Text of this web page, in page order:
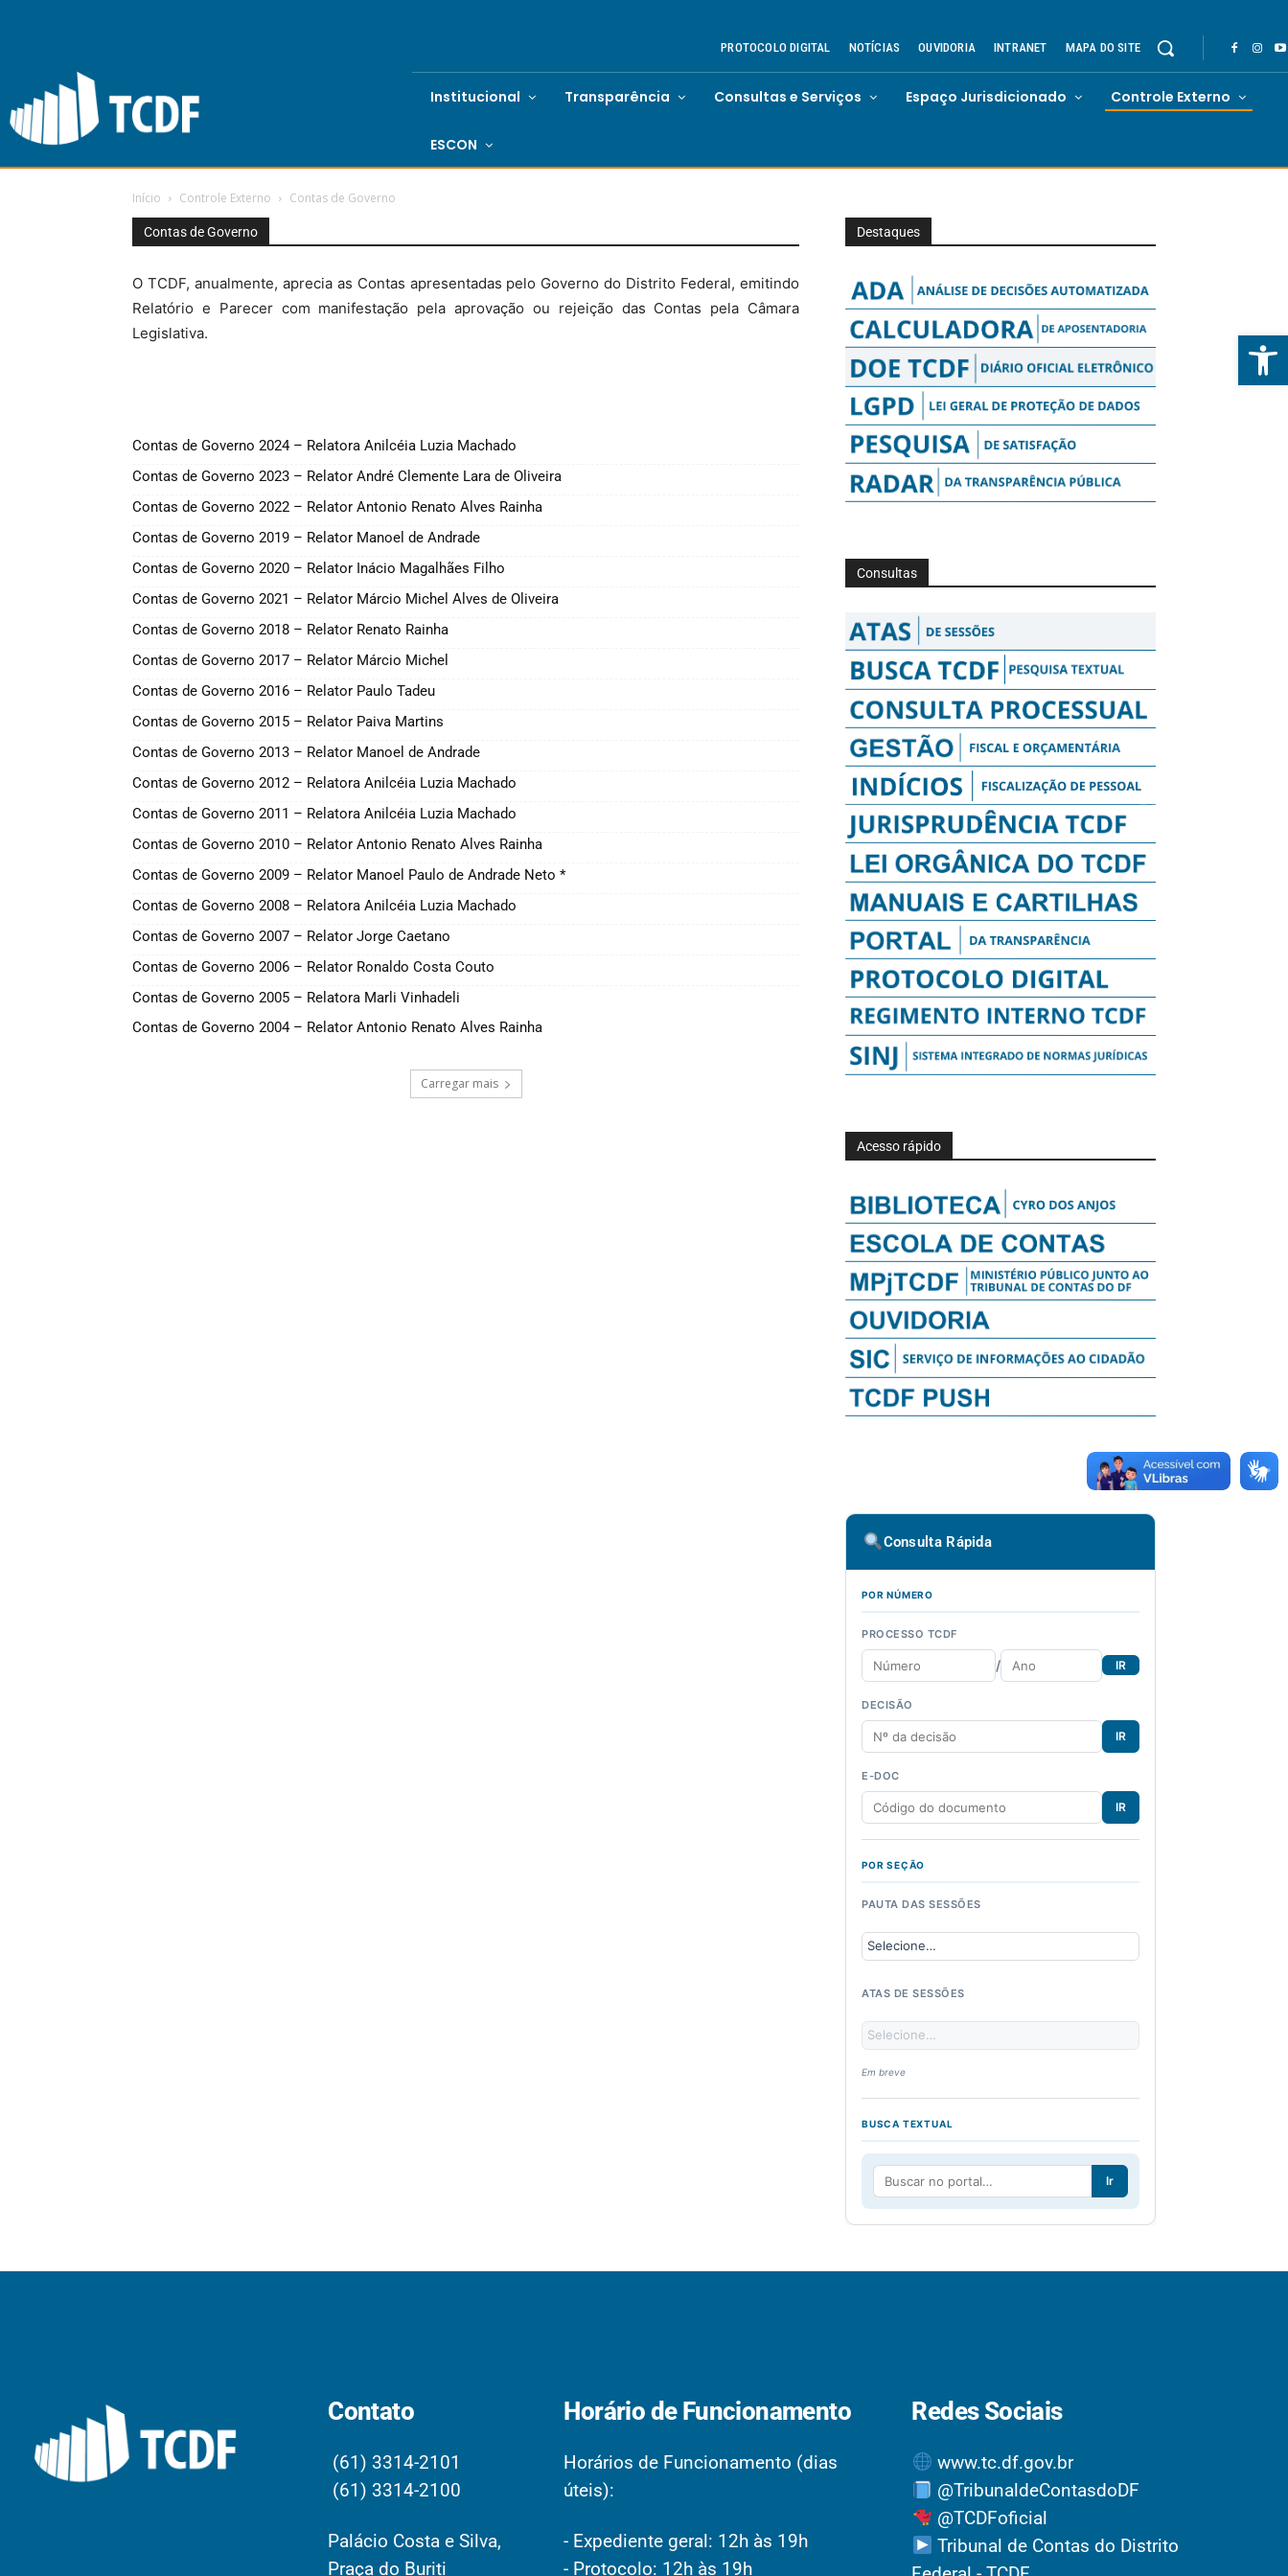
Abrir
PROTOCOLO DIGITAL NOTÍCIAS OUVIDORIA INTRANET MAPA DO SITE
Institucional Transparência Consultas e Serviços Espaço Jurisdicionado Controle Externo
ESCON
Início Controle Externo Contas de Governo
Contas de Governo
O TCDF, anualmente, aprecia as Contas apresentadas pelo Governo do Distrito Federal, emitindo
Relatório e Parecer com manifestação pela aprovação ou rejeição das Contas pela Câmara
Legislativa.
Contas de Governo 2024 – Relatora Anilcéia Luzia Machado
Contas de Governo 2023 – Relator André Clemente Lara de Oliveira
Contas de Governo 2022 – Relator Antonio Renato Alves Rainha
Contas de Governo 2019 – Relator Manoel de Andrade
Contas de Governo 2020 – Relator Inácio Magalhães Filho
Contas de Governo 2021 – Relator Márcio Michel Alves de Oliveira
Contas de Governo 2018 – Relator Renato Rainha
Contas de Governo 2017 – Relator Márcio Michel
Contas de Governo 2016 – Relator Paulo Tadeu
Contas de Governo 2015 – Relator Paiva Martins
Contas de Governo 2013 – Relator Manoel de Andrade
Contas de Governo 2012 – Relatora Anilcéia Luzia Machado
Contas de Governo 2011 – Relatora Anilcéia Luzia Machado
Contas de Governo 2010 – Relator Antonio Renato Alves Rainha
Contas de Governo 2009 – Relator Manoel Paulo de Andrade Neto *
Contas de Governo 2008 – Relatora Anilcéia Luzia Machado
Contas de Governo 2007 – Relator Jorge Caetano
Contas de Governo 2006 – Relator Ronaldo Costa Couto
Contas de Governo 2005 – Relatora Marli Vinhadeli
Contas de Governo 2004 – Relator Antonio Renato Alves Rainha
Carregar mais
Destaques
Consultas
Acesso rápido
Consulta Rápida
POR NÚMERO
PROCESSO TCDF
/ IR
DECISÃO
IR
E-DOC
IR
POR SEÇÃO
PAUTA DAS SESSÕES
ATAS DE SESSÕES
Em breve
BUSCA TEXTUAL
Ir
Contato
(61) 3314-2101
(61) 3314-2100
Palácio Costa e Silva,
Praça do Buriti
Horário de Funcionamento
Horários de Funcionamento (dias
úteis):
- Expediente geral: 12h às 19h
- Protocolo: 12h às 19h
Redes Sociais
www.tc.df.gov.br
@TribunaldeContasdoDF
@TCDFoficial
Tribunal de Contas do Distrito